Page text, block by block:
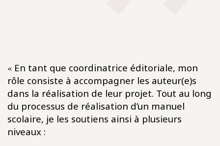
« En tant que coordinatrice éditoriale, mon
rôle consiste à accompagner les auteur(e)s
dans la réalisation de leur projet. Tout au long
du processus de réalisation d’un manuel
scolaire, je les soutiens ainsi à plusieurs
niveaux :​